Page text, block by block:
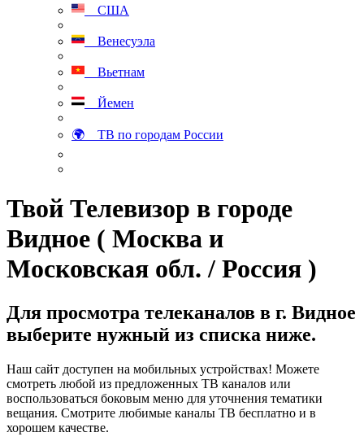
США
Венесуэла
Вьетнам
Йемен
🌍 ТВ по городам России
Твой Телевизор в городе
Видное ( Москва и
Московская обл. / Россия )
Для просмотра телеканалов в г. Видное
выберите нужный из списка ниже.
Наш сайт доступен на мобильных устройствах! Можете
смотреть любой из предложенных ТВ каналов или
воспользоваться боковым меню для уточнения тематики
вещания. Смотрите любимые каналы ТВ бесплатно и в
хорошем качестве.